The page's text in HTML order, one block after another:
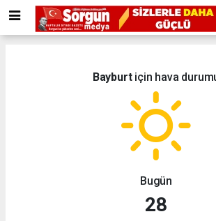
Bayburtiçin hava
Bugün
28